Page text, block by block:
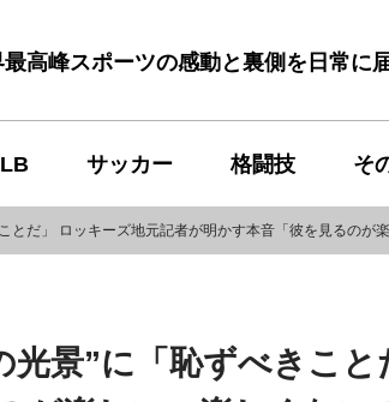
高峰スポーツの感動と裏側を日常に
サッカー 格闘技 そ
とだ」 ロッキーズ地元記者が明かす本音「彼を見るのが
景”に「恥ずべきこと